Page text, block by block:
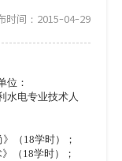
时间：2015-04-29
位：
水电专业技术人
（18学时）；
（18学时）；